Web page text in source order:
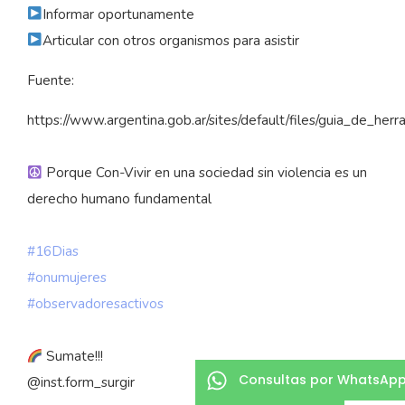
Informar oportunamente
Articular con otros organismos para asistir
Fuente:
https://www.argentina.gob.ar/sites/default/files/
Porque Con-Vivir en una sociedad sin violencia es un
derecho humano fundamental
#16Dias
#onumujeres
#observadoresactivos
Sumate!!!
@inst.form_surgir
Consultas por